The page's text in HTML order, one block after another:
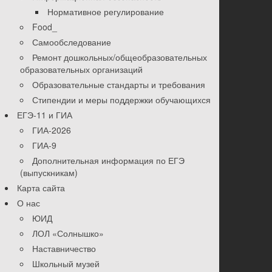
Нормативное регулирование
Food_
Самообследование
Ремонт дошкольных/общеобразовательных
образовательных организаций
Образовательные стандарты и требования
Стипендии и меры поддержки обучающихся
ЕГЭ-11 и ГИА
ГИА-2026
ГИА-9
Дополнительная информация по ЕГЭ
(выпускникам)
Карта сайта
О нас
ЮИД
ЛОЛ «Солнышко»
Наставничество
Школьный музей